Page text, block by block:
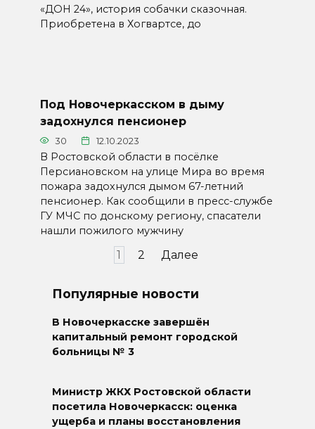
«ДОН 24», история собачки сказочная.
Приобретена в Хогвартсе, до
Под Новочеркасском в дыму
задохнулся пенсионер
30 12.10.2023
В Ростовской области в посёлке
Персиановском на улице Мира во время
пожара задохнулся дымом 67-летний
пенсионер. Как сообщили в пресс-службе
ГУ МЧС по донскому региону, спасатели
нашли пожилого мужчину
1 2 Далее
Популярные новости
В Новочеркасске завершён
капитальный ремонт городской
больницы № 3
Министр ЖКХ Ростовской области
посетила Новочеркасск: оценка
ущерба и планы восстановления